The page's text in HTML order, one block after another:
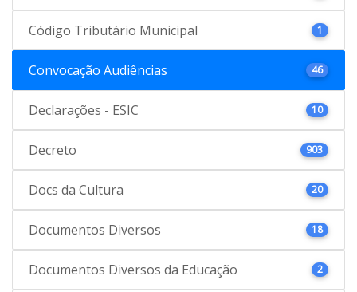
Código Tributário Municipal 1
Convocação Audiências 46
Declarações - ESIC 10
Decreto 903
Docs da Cultura 20
Documentos Diversos 18
Documentos Diversos da Educação 2